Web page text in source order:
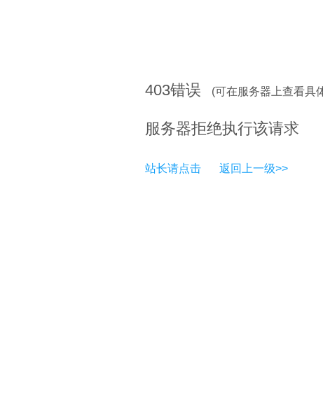
403错误 (可在服务器上查看具
服务器拒绝执行该请求
站长请点击 返回上一级>>